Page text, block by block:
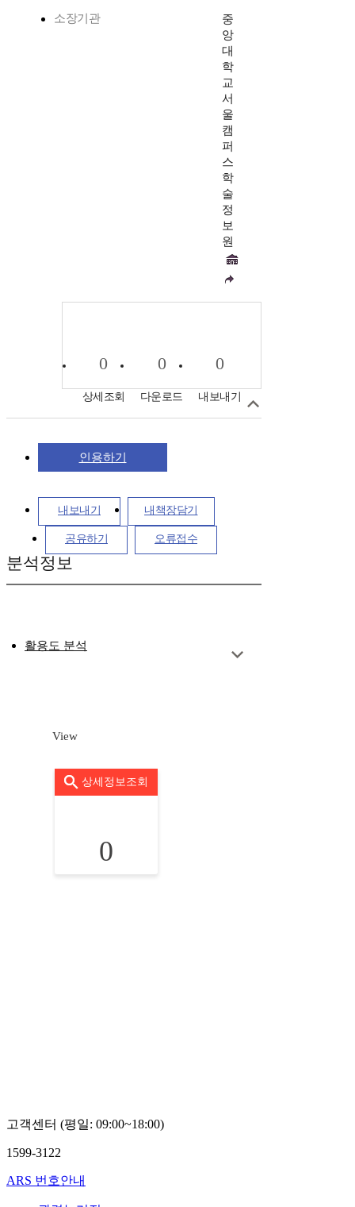
소장기관
중
앙
대
학
교
서
울
캠
퍼
스
학
술
정
보
원
0
상세조회
0
다운로드
0
내보내기
인용하기
내보내기 내책장담기
공유하기 오류접수
분석정보
활용도 분석
View
상세정보조회
0
고객센터 (평일: 09:00~18:00)
1599-3122
ARS 번호안내